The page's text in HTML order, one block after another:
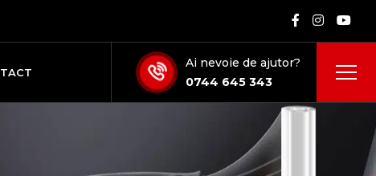
Ai nevoie de ajutor?
0744 645 343